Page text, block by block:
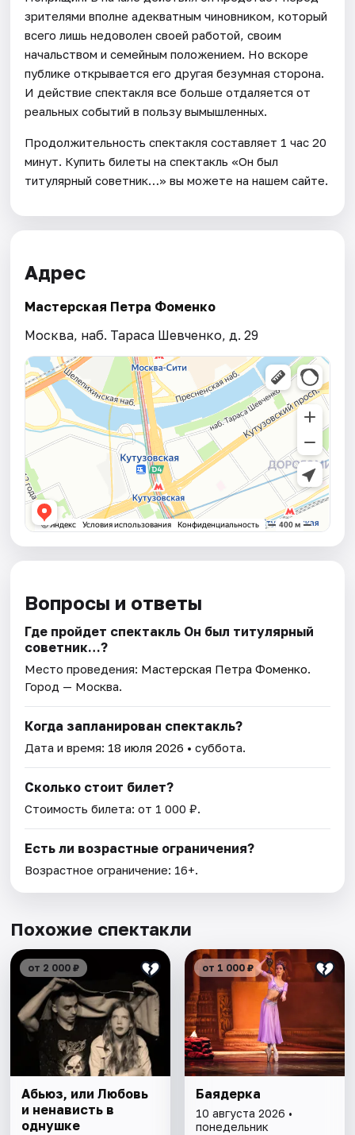
зрителями вполне адекватным чиновником, который
всего лишь недоволен своей работой, своим
начальством и семейным положением. Но вскоре
публике открывается его другая безумная сторона.
И действие спектакля все больше отдаляется от
реальных событий в пользу вымышленных.
Продолжительность спектакля составляет 1 час 20
минут. Купить билеты на спектакль «Он был
титулярный советник…» вы можете на нашем сайте.
Адрес
Мастерская Петра Фоменко
Москва, наб. Тараса Шевченко, д. 29
Вопросы и ответы
Где пройдет спектакль Он был титулярный
советник…?
Место проведения: Мастерская Петра Фоменко.
Город — Москва.
Когда запланирован спектакль?
Дата и время: 18 июля 2026 • суббота.
Сколько стоит билет?
Стоимость билета: от 1 000 ₽.
Есть ли возрастные ограничения?
Возрастное ограничение: 16+.
Похожие спектакли
от 2 000 ₽
Абьюз, или Любовь
и ненависть в
однушке
от 1 000 ₽
Баядерка
10 августа 2026 •
понедельник